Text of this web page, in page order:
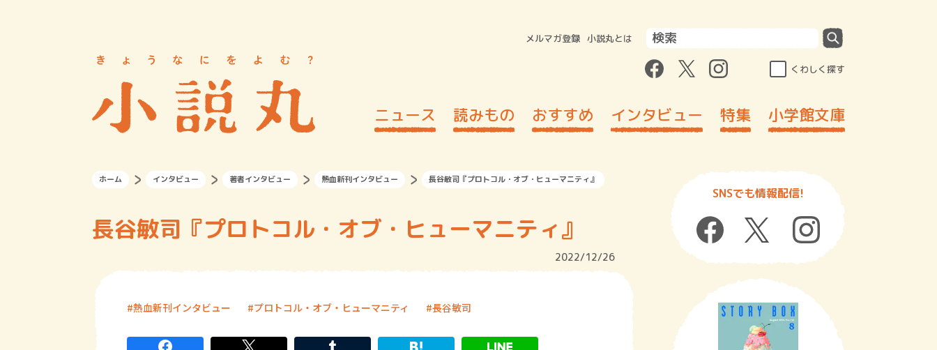
メルマガ登録 小説丸とは
くわしく探す
ニュース 読みもの おすすめ インタビュー 特集 小学館文庫
ホーム インタビュー 著者インタビュー 熱血新刊インタビュー 長谷敏司『プロトコル・オブ・ヒューマニティ』
長谷敏司『プロトコル・オブ・ヒューマニティ』
2022/12/26
熱血新刊インタビュー プロトコル・オブ・ヒューマニティ 長谷敏司
SNSでも情報配信!